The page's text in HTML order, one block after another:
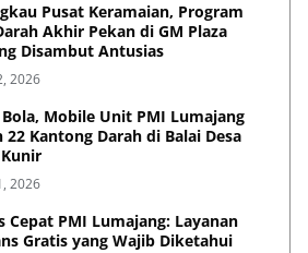
Pusat Keramaian, Program
Akhir Pekan di GM Plaza
Disambut Antusias
2026
Mobile Unit PMI Lumajang
22 Kantong Darah di Balai Desa
2026
Cepat PMI Lumajang: Layanan
Gratis yang Wajib Diketahui